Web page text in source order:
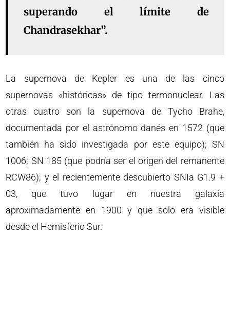
superando el límite de
Chandrasekhar”.
La supernova de Kepler es una de las cinco
supernovas «históricas» de tipo termonuclear. Las
otras cuatro son la supernova de Tycho Brahe,
documentada por el astrónomo danés en 1572 (que
también ha sido investigada por este equipo); SN
1006; SN 185 (que podría ser el origen del remanente
RCW86); y el recientemente descubierto SNIa G1.9 +
03, que tuvo lugar en nuestra galaxia
aproximadamente en 1900 y que solo era visible
desde el Hemisferio Sur.